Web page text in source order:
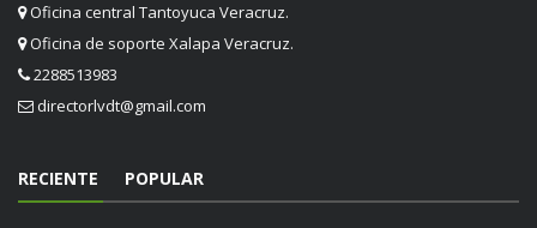
Oficina central Tantoyuca Veracruz.
Oficina de soporte Xalapa Veracruz.
2288513983
directorlvdt@gmail.com
RECIENTE POPULAR